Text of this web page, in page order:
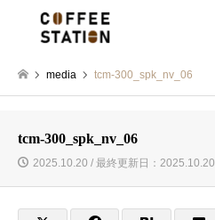
media tcm-300_spk_nv_06
tcm-300_spk_nv_06
2025.10.20 / 最終更新日：2025.10.20